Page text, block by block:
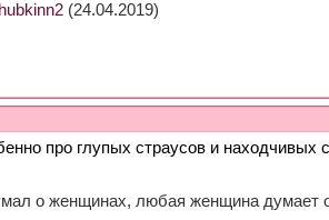
(24.04.2019)
про глупых страусов и находчивых
о женщинах, любая женщина думает